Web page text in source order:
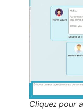
Cliquez pour